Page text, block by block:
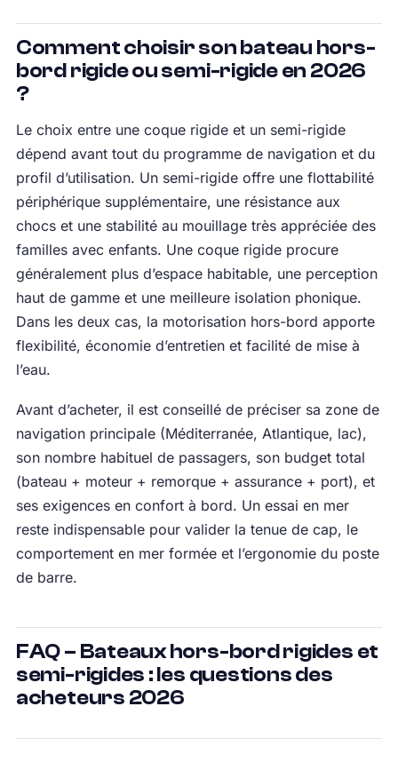
Comment choisir son bateau hors-
bord rigide ou semi-rigide en 2026
?
Le choix entre une coque rigide et un semi-rigide
dépend avant tout du programme de navigation et du
profil d’utilisation. Un semi-rigide offre une flottabilité
périphérique supplémentaire, une résistance aux
chocs et une stabilité au mouillage très appréciée des
familles avec enfants. Une coque rigide procure
généralement plus d’espace habitable, une perception
haut de gamme et une meilleure isolation phonique.
Dans les deux cas, la motorisation hors-bord apporte
flexibilité, économie d’entretien et facilité de mise à
l’eau.
Avant d’acheter, il est conseillé de préciser sa zone de
navigation principale (Méditerranée, Atlantique, lac),
son nombre habituel de passagers, son budget total
(bateau + moteur + remorque + assurance + port), et
ses exigences en confort à bord. Un essai en mer
reste indispensable pour valider la tenue de cap, le
comportement en mer formée et l’ergonomie du poste
de barre.
FAQ – Bateaux hors-bord rigides et
semi-rigides : les questions des
acheteurs 2026